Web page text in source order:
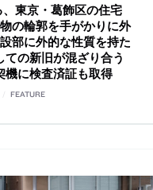
東京・葛飾区の住宅
の輪郭を手がかりに外
部に外的な性質を持た
の新旧が混ざり合う
機に検査済証も取得
FEATURE